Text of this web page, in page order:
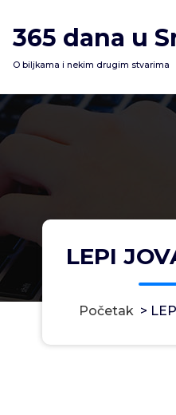
na
sadržaj
365 dana u
O biljkama i nekim drugim stvarima
LEPI
Početak >